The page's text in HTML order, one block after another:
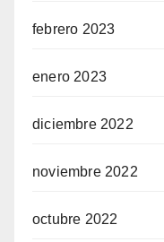
febrero 2023
enero 2023
diciembre 2022
noviembre 2022
octubre 2022